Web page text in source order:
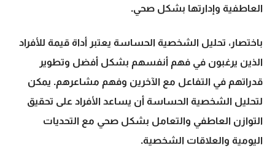
العاطفية وإدارتها بشكل صحي.
باختصار، تحليل الشخصية الحساسة يعتبر أداة قيمة للأفراد
الذين يرغبون في فهم أنفسهم بشكل أفضل وتطوير
قدراتهم في التفاعل مع الآخرين وفهم مشاعرهم. يمكن
لتحليل الشخصية الحساسة أن يساعد الأفراد على تحقيق
التوازن العاطفي والتعامل بشكل صحي مع التحديات
اليومية والعلاقات الشخصية.